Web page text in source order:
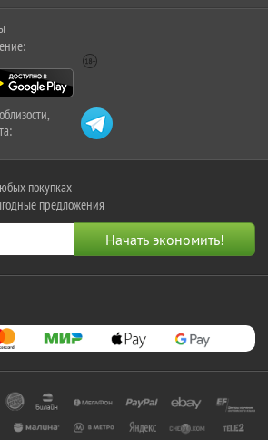
покупках
предложения